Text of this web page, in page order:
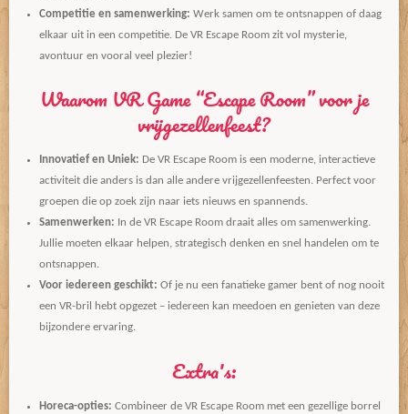
Competitie en samenwerking: Werk samen om te ontsnappen of daag
elkaar uit in een competitie. De VR Escape Room zit vol mysterie,
avontuur en vooral veel plezier!
Waarom VR Game “Escape Room” voor je
vrijgezellenfeest?
Innovatief en Uniek: De VR Escape Room is een moderne, interactieve
activiteit die anders is dan alle andere vrijgezellenfeesten. Perfect voor
groepen die op zoek zijn naar iets nieuws en spannends.
Samenwerken: In de VR Escape Room draait alles om samenwerking.
Jullie moeten elkaar helpen, strategisch denken en snel handelen om te
ontsnappen.
Voor iedereen geschikt: Of je nu een fanatieke gamer bent of nog nooit
een VR-bril hebt opgezet – iedereen kan meedoen en genieten van deze
bijzondere ervaring.
Extra's:
Horeca-opties: Combineer de VR Escape Room met een gezellige borrel